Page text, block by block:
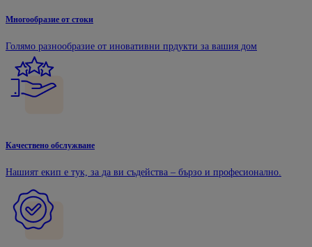
Многообразие от стоки
Голямо разнообразие от иновативни прдукти за вашия дом
Качествено обслужване
Нашият екип е тук, за да ви съдейства – бързо и професионално.